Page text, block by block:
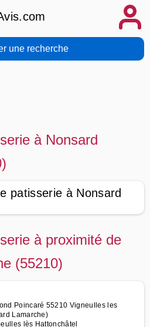
une recherche
à Nonsard
patisserie à Nonsard
à proximité de
(55210)
Poincaré 55210 Vigneulles les
Lamarche)
lès Hattonchâtel